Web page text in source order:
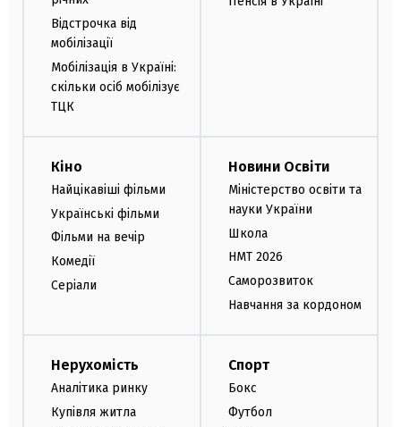
Відстрочка від
мобілізації
Мобілізація в Україні:
скільки осіб мобілізує
ТЦК
Кіно
Найцікавіші фільми
Українські фільми
Фільми на вечір
Комедії
Серіали
Новини Освіти
Міністерство освіти та
науки України
Школа
НМТ 2026
Саморозвиток
Навчання за кордоном
Нерухомість
Аналітика ринку
Купівля житла
Спорт
Бокс
Футбол